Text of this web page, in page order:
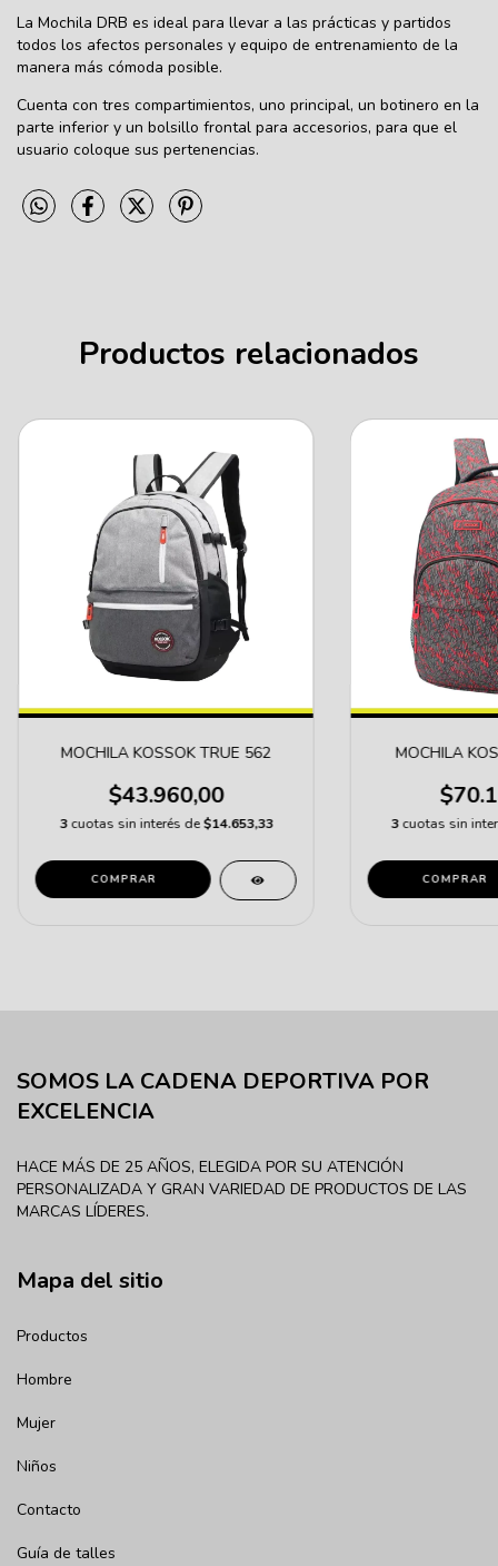
La Mochila DRB es ideal para llevar a las prácticas y partidos
todos los afectos personales y equipo de entrenamiento de la
manera más cómoda posible.
Cuenta con tres compartimientos, uno principal, un botinero en la
parte inferior y un bolsillo frontal para accesorios, para que el
usuario coloque sus pertenencias.
Productos relacionados
MOCHILA KOSSOK TRUE 562
$43.960,00
3 cuotas sin interés de$14.653,33
COMPRAR
MOCHILA
3cuotas sin
COMPRAR
SOMOS LA CADENA DEPORTIVA POR
EXCELENCIA
HACE MÁS DE 25 AÑOS, ELEGIDA POR SU ATENCIÓN
PERSONALIZADA Y GRAN VARIEDAD DE PRODUCTOS DE LAS
MARCAS LÍDERES.
Mapa del sitio
Productos
Hombre
Mujer
Niños
Contacto
Guía de talles